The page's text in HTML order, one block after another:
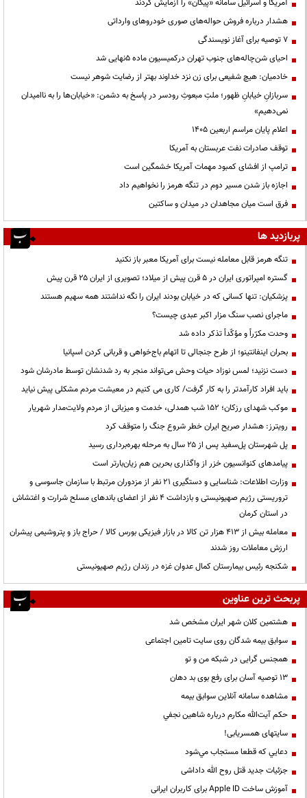
آمریکا و اسرائیل سامانه «پیکان» را آزمایش کردند
هشدار درباره فروش حواله‌های صوری خودروهای وارداتی
۷ توصیه برای آغاز نویسندگی
احیای شن‌چاله‌های جنوب تهران درکمیسیون ماده ۵نهایی شد
خادمیان: هیچ شفیعی برای زن نزد خداوند بهتر از رضایت شوهر نیست
سربازانِ خیابانِ ظهور؛ ملتِ مبعوثِ رودسر در پاسخ به دشمن: «خیابان‌ها را به ناامیدان
نمی‌دهیم»
اعلام پایان مراسم اربعین ۱۴۰۵
توقف صادرات نفت عربستان به آمریکا
ترامپ از افشای کمبود مهمات آمریکا خشمگین است
اجازه باز شدن مسیر دوم در تنگه هرمز را نخواهیم داد
فرق است میان مجاهدان در میدان و ساکتین
پربازدید ها
تنگه هرمز قابل معامله نیست برای آمریکا معبر باز نکنید
گستره امپراتوری ایران در ۵ قرن پیش از میلاد؛ تصویری از ایران ۲۵ قرن پیش
پزشکیان: تنها کسانی که در خیابان بودند ایران را نگه نداشتند همه سهیم هستند
ماجرای نصب سنگ مزار اکبر عبدی چیست؟
وحدت مکرّراً و مؤکّداً تذکر داده شد
بحران اینفانتینو؛ از طرح جنجالی تا اتهام باج‌خواهی و قربانی کردن اسپانیا
دست نزنید؛ لمس نوزاد حیات وحش می‌تواند منجر به رد شدنشان توسط مادرشان شود
باید افراد کارآمدتر را به کار گرفت/ کاری می کنیم در معیشت مردم مشکلی پیش نیاید
موکب شهدای رزکان؛ ۱۵۲ شب همدلی، خدمت و میزبانی از مردم ولایت‌مدار شهریار
رویترز: هشدار صریح ایران خطر شروع جنگ را متوقف کرد
پل شهرستان پل‌سفید پس از ۲۵ سال به مرحله بهره‌برداری رسید
پیامدهای کنوانسیون خزر از واگذاری بحرین هم زیان‌بارتر است
وزارت اطلاعات: شناسایی و دستگیری ۲۱ نفر از مزدوران مرتبط با سازمان جاسوسی و
تروریستی رژیم صهیونیستی و بازداشت ۴ نفر از اعضای باندهای مسلح شرارت و اغتشاش
در استان کرمان
معامله بیش از ۴۱۳ هزار تن کالا در بازار فیزیکی بورس کالا / حراج باز و پتروشیمی پیشران
ارزش معاملات روز شدند
شکنجه رئیس بیمارستان کمال عدوان غزه در زندان رژیم صهیونیستی
پربحث ترین عناوین
هشتمین کلان شهر ایران مشخص شد
سوابق بیمه شدگان روی سایت تامین اجتماعی
همجنس گرایی در شبکه من و تو
13 توصیه آسان برای رفع بوی بد دهان
مشاهده سامانه آنلاين سوابق بیمه
حكم آيت‌الله مكارم درباره شاهين نجفي
سایتهای همسریابی!
دعايي كه قطعا مستجاب مي‌شود
جزئیات جدید قتل روح الله داداشی
آموزش ساخت Apple ID برای کاربران ایرانی